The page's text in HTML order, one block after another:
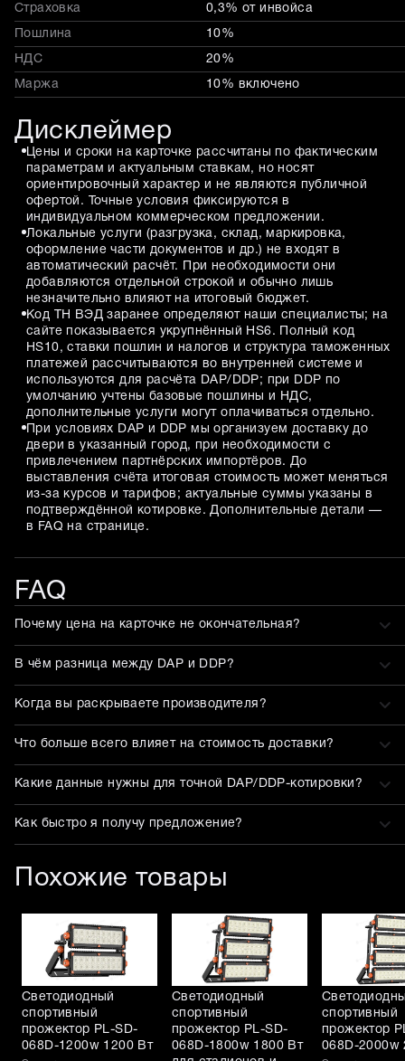
Страховка 0,3% от инвойса
Пошлина 10%
НДС 20%
Маржа 10% включено
Дисклеймер
Цены и сроки на карточке рассчитаны по фактическим
параметрам и актуальным ставкам, но носят
ориентировочный характер и не являются публичной
офертой. Точные условия фиксируются в
индивидуальном коммерческом предложении.
Локальные услуги (разгрузка, склад, маркировка,
оформление части документов и др.) не входят в
автоматический расчёт. При необходимости они
добавляются отдельной строкой и обычно лишь
незначительно влияют на итоговый бюджет.
Код ТН ВЭД заранее определяют наши специалисты; на
сайте показывается укрупнённый HS6. Полный код
HS10, ставки пошлин и налогов и структура таможенных
платежей рассчитываются во внутренней системе и
используются для расчёта DAP/DDP; при DDP по
умолчанию учтены базовые пошлины и НДС,
дополнительные услуги могут оплачиваться отдельно.
При условиях DAP и DDP мы организуем доставку до
двери в указанный город, при необходимости с
привлечением партнёрских импортёров. До
выставления счёта итоговая стоимость может меняться
из-за курсов и тарифов; актуальные суммы указаны в
подтверждённой котировке. Дополнительные детали —
в FAQ на странице.
FAQ
Почему цена на карточке не окончательная?
В чём разница между DAP и DDP?
Когда вы раскрываете производителя?
Что больше всего влияет на стоимость доставки?
Какие данные нужны для точной DAP/DDP-котировки?
Как быстро я получу предложение?
Похожие товары
Светодиодный
спортивный
прожектор PL-SD-
068D-1200w 1200 Вт
Светодиодный
спортивный
прожектор PL-SD-
068D-1800w 1800 Вт
спортивный
прожектор
068D-2000w